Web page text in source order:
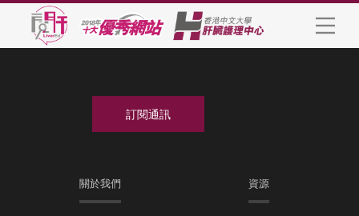
關於我們 資源